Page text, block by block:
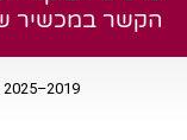
הקשר במכשיר
2019–2025 © / עורכת דין ומגשרת ויקטוריה רויטמן